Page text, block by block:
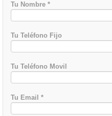
Tu Nombre *
Tu Teléfono Fijo
Tu Teléfono Movil
Tu Email *